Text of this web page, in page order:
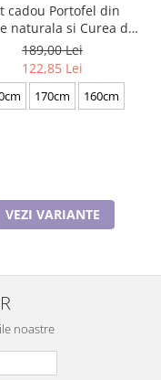
cadou Portofel din
naturala si Curea de
neagra, serie mare
A702-4.N_1379
189,00 Lei
122,85 Lei
170cm 160cm
VEZI VARIANTE
noastre